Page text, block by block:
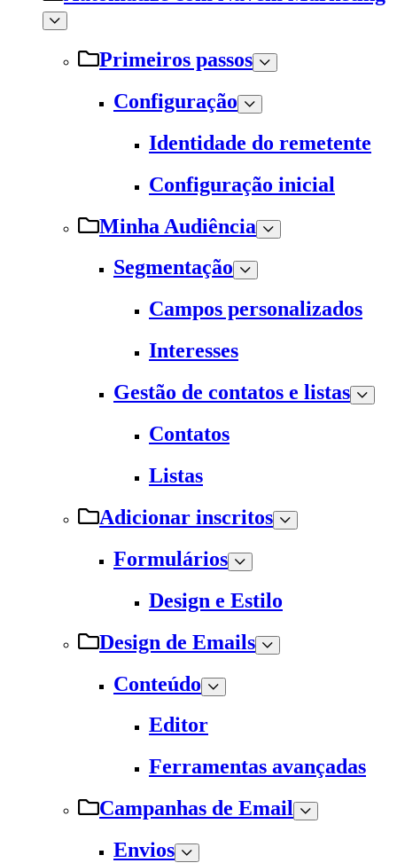
Primeiros passos
Configuração
Identidade do remetente
Configuração inicial
Minha Audiência
Segmentação
Campos personalizados
Interesses
Gestão de contatos e listas
Contatos
Listas
Adicionar inscritos
Formulários
Design e Estilo
Design de Emails
Conteúdo
Editor
Ferramentas avançadas
Campanhas de Email
Envios